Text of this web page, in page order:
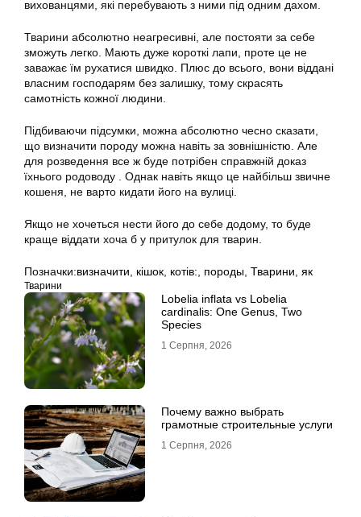
вихованцями, які перебувають з ними під одним дахом.
Тварини абсолютно неагресивні, але постояти за себе
зможуть легко. Мають дуже короткі лапи, проте це не
заважає їм рухатися швидко. Плюс до всього, вони віддані
власним господарям без залишку, тому скрасять
самотність кожної людини.
Підбиваючи підсумки, можна абсолютно чесно сказати,
що визначити породу можна навіть за зовнішністю. Але
для розведення все ж буде потрібен справжній доказ
їхнього родоводу . Однак навіть якщо це найбільш звичне
кошеня, не варто кидати його на вулиці.
Якщо не хочеться нести його до себе додому, то буде
краще віддати хоча б у притулок для тварин.
Позначки:визначити кішок котів: породы Тварини як
Тварини
Lobelia inflata vs Lobelia
cardinalis: One Genus, Two
Species
1 Серпня, 2026
Почему важно выбрать
грамотные строительные услуги
1 Серпня, 2026